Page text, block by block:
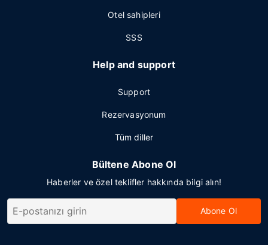
Otel sahipleri
SSS
Help and support
Support
Rezervasyonum
Tüm diller
Bültene Abone Ol
Haberler ve özel teklifler hakkında bilgi alın!
Abone Ol